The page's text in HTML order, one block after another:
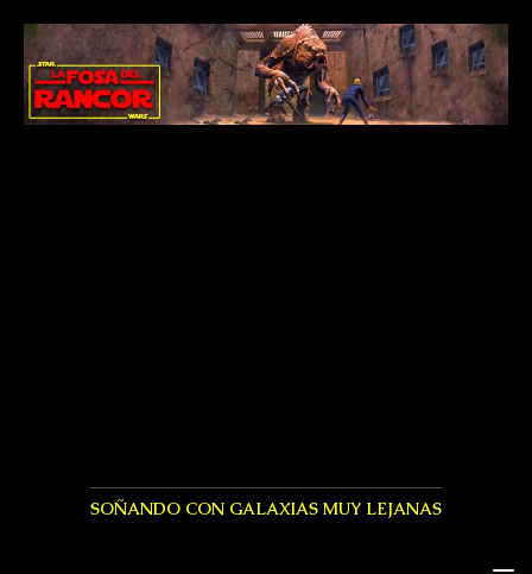
SOÑANDO CON GALAXIAS MUY LEJANAS